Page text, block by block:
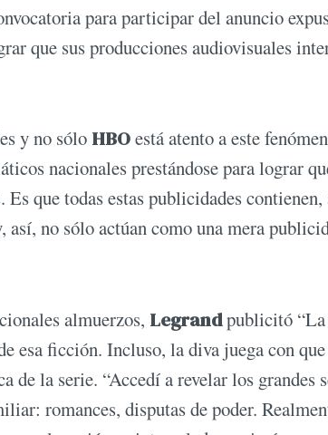
para participar del anuncio
que sus producciones audiovisuales
y no sólo HBOestá atento a este
nacionales prestándose para lograr
que todas estas publicidades
no sólo actúan como una mera
almuerzos, Legrandpublicitó “La
esa ficción. Incluso, la diva juega con
la serie. “Accedí a revelar los grandes
romances, disputas de poder.